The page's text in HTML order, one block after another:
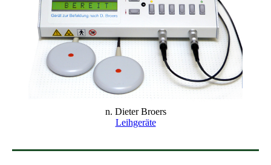
n. Dieter Broers
Leihgeräte